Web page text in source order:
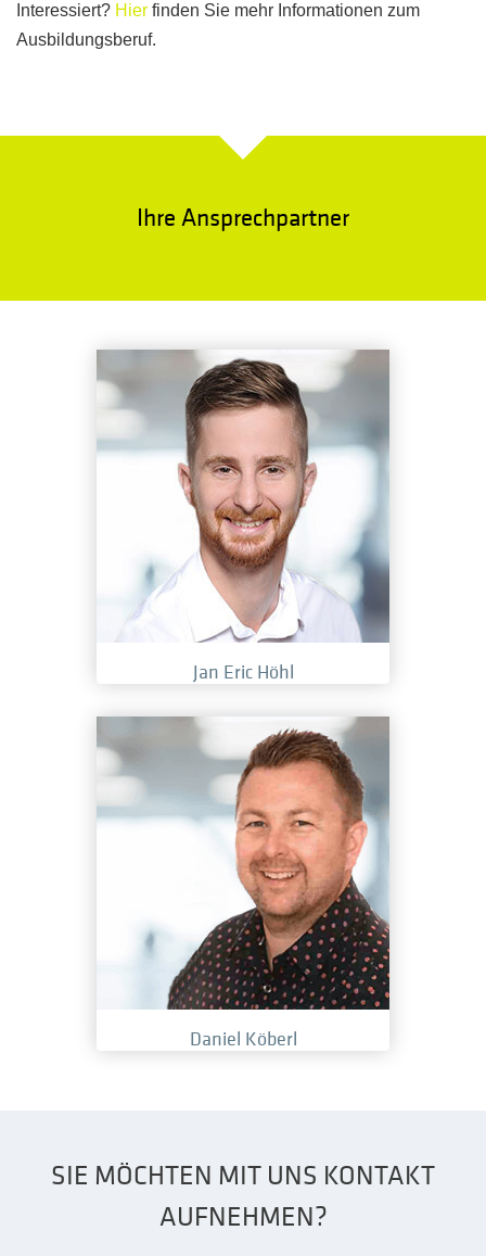
Interessiert? Hier finden Sie mehr Informationen zum
Ausbildungsberuf.
Ihre Ansprechpartner
Jan Eric Höhl
Daniel Köberl
SIE MÖCHTEN MIT UNS KONTAKT
AUFNEHMEN?